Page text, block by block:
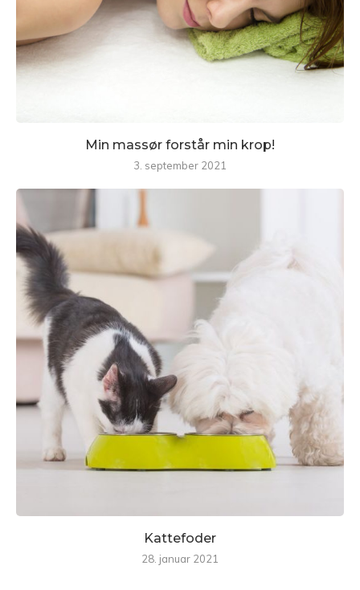
Min massør forstår min krop!
3. september 2021
Kattefoder
28. januar 2021